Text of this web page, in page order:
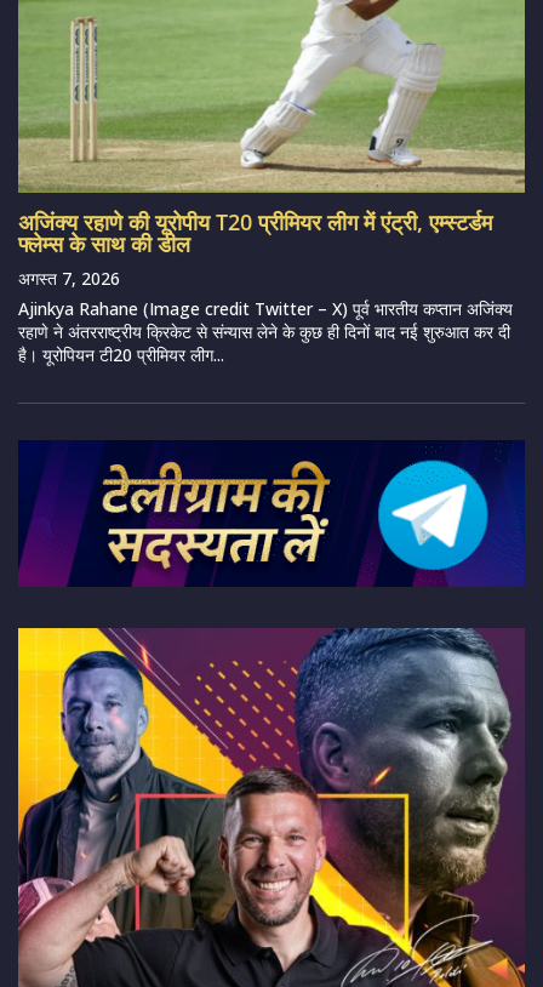
अजिंक्य रहाणे की यूरोपीय T20 प्रीमियर लीग में एंट्री, एम्स्टर्डम
फ्लेम्स के साथ की डील
अगस्त 7, 2026
Ajinkya Rahane (Image credit Twitter – X) पूर्व भारतीय कप्तान अजिंक्य
रहाणे ने अंतरराष्ट्रीय क्रिकेट से संन्यास लेने के कुछ ही दिनों बाद नई शुरुआत कर दी
है। यूरोपियन टी20 प्रीमियर लीग...